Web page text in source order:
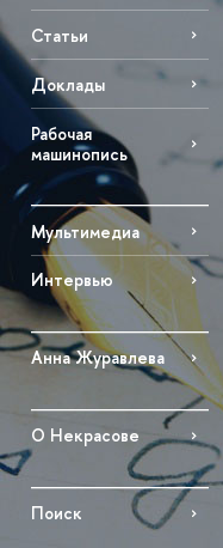
Статьи
Доклады
Рабочая
машинопись
Мультимедиа
Интервью
Анна Журавлева
О Некрасове
Поиск